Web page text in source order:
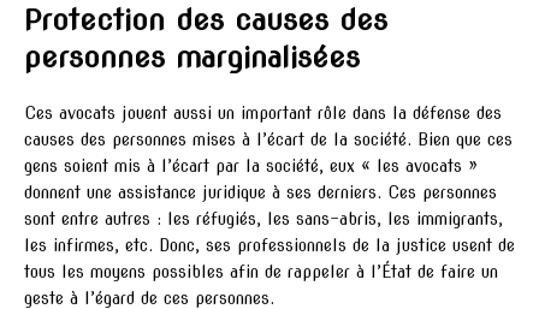
Protection des causes des
personnes marginalisées
Ces avocats jouent aussi un important rôle dans la défense des
causes des personnes mises à l’écart de la société. Bien que ces
gens soient mis à l’écart par la société, eux « les avocats »
donnent une assistance juridique à ses derniers. Ces personnes
sont entre autres : les réfugiés, les sans-abris, les immigrants,
les infirmes, etc. Donc, ses professionnels de la justice usent de
tous les moyens possibles afin de rappeler à l’État de faire un
geste à l’égard de ces personnes.